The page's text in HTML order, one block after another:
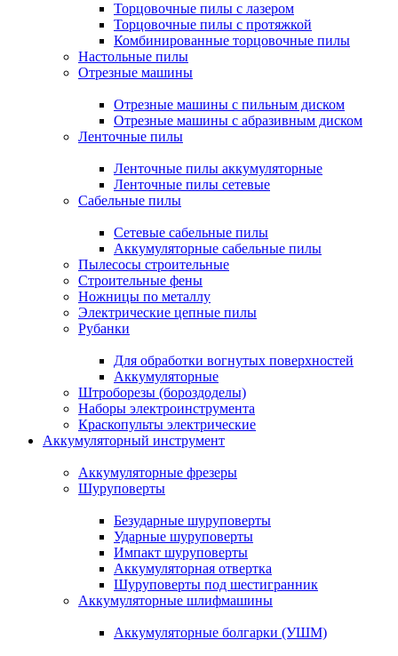
Торцовочные пилы с лазером
Торцовочные пилы с протяжкой
Комбинированные торцовочные пилы
Настольные пилы
Отрезные машины
Отрезные машины с пильным диском
Отрезные машины с абразивным диском
Ленточные пилы
Ленточные пилы аккумуляторные
Ленточные пилы сетевые
Сабельные пилы
Сетевые сабельные пилы
Аккумуляторные сабельные пилы
Пылесосы строительные
Строительные фены
Ножницы по металлу
Электрические цепные пилы
Рубанки
Для обработки вогнутых поверхностей
Аккумуляторные
Штроборезы (бороздоделы)
Наборы электроинструмента
Краскопульты электрические
Аккумуляторный инструмент
Аккумуляторные фрезеры
Шуруповерты
Безударные шуруповерты
Ударные шуруповерты
Импакт шуруповерты
Аккумуляторная отвертка
Шуруповерты под шестигранник
Аккумуляторные шлифмашины
Аккумуляторные болгарки (УШМ)